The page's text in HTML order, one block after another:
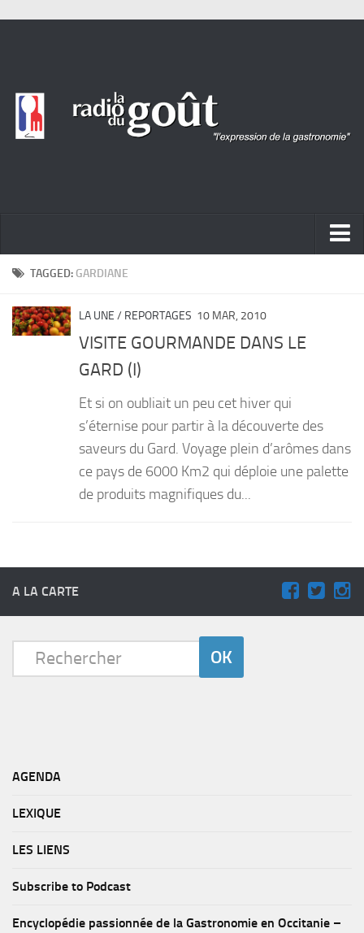
ACTUALITÉ
PORTRAITS
Desserts
TAGGED: GARDIANE
LA UNE / REPORTAGES 10 MAR, 2010
VISITE GOURMANDE DANS LE
GARD (I)
Et si on oubliait un peu cet hiver qui
s’éternise pour partir à la découverte des
saveurs du Gard. Voyage plein d’arômes dans
ce pays de 6000 Km2 qui déploie une palette
de produits magnifiques du...
A LA CARTE
AGENDA
LEXIQUE
LES LIENS
Subscribe to Podcast
Encyclopédie passionnée de la Gastronomie en Occitanie –